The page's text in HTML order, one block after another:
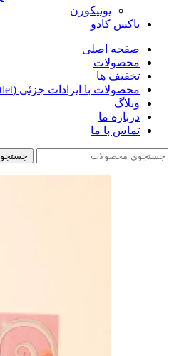
یونیکورن
باکس کادو
صفحه اصلی
محصولات
تخفیف ها
محصولات با ایرادات جزئی (Outlet)
وبلاگ
درباره ما
تماس با ما
جستجو